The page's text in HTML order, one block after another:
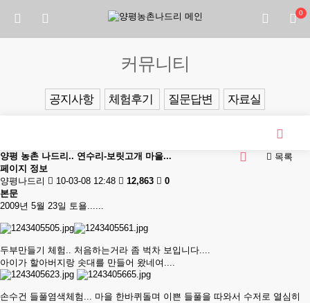
0
커뮤니티
공지사항 체험후기 질문답변 자료실
목록
양평 농촌 나드리.. 연수리-보릿고개 마을...
페이지 정보
양평나드리
10-03-08 12:48 12,863
0
본문
2009년 5월 23일 토욜......
두부만들기 체험.. 처음하는거라 좀 벅차 보입니다....
아이가 할아버지랑 솟대를 만들어 왔네여....
손수건 들풀염색체험... 마을 한바퀴돌며 이쁜 들풀을 따와서 수저로 열심히